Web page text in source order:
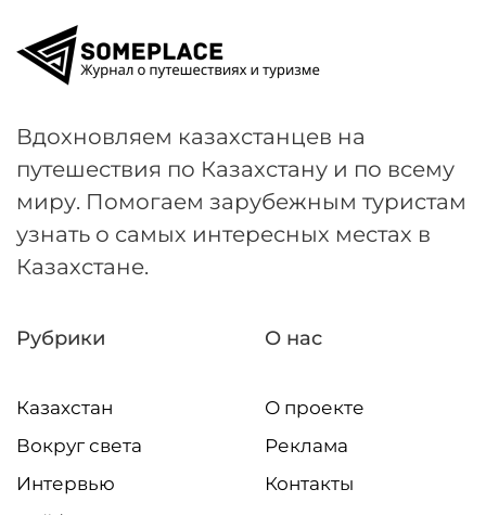
Вдохновляем казахстанцев на
путешествия по Казахстану и по всему
миру. Помогаем зарубежным туристам
узнать о самых интересных местах в
Казахстане.
Рубрики
Казахстан
Вокруг света
Интервью
О нас
О проекте
Реклама
Контакты